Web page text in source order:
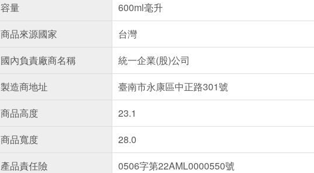
容量
600ml毫升
商品來源國家
台灣
國內負責廠商名稱
統一企業(股)公司
製造商地址
臺南市永康區中正路301號
商品高度
23.1
商品寬度
28.0
產品責任險
0506字第22AML0000550號